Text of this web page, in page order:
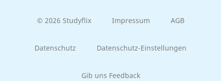
© 2026 Studyflix Impressum AGB
Datenschutz Datenschutz-Einstellungen
Gib uns Feedback